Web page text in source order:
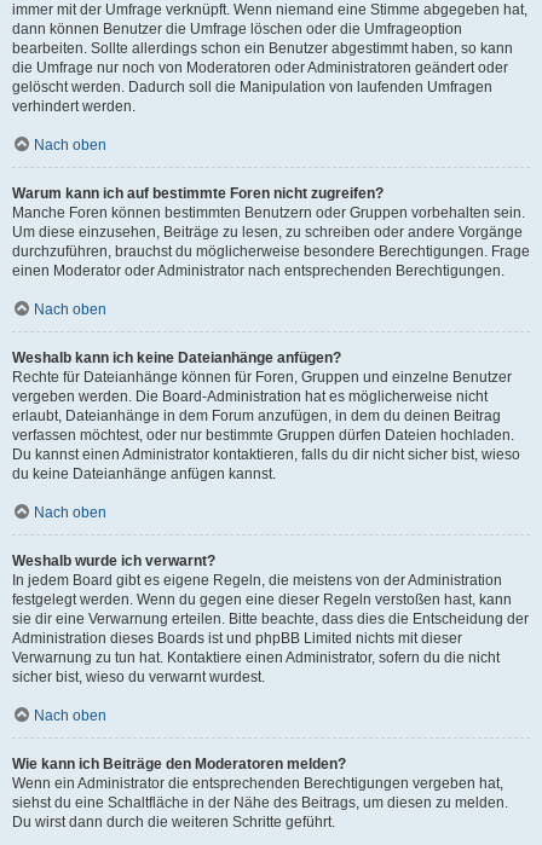
immer mit der Umfrage verknüpft. Wenn niemand eine Stimme abgegeben hat,
dann können Benutzer die Umfrage löschen oder die Umfrageoption
bearbeiten. Sollte allerdings schon ein Benutzer abgestimmt haben, so kann
die Umfrage nur noch von Moderatoren oder Administratoren geändert oder
gelöscht werden. Dadurch soll die Manipulation von laufenden Umfragen
verhindert werden.
Nach oben
Warum kann ich auf bestimmte Foren nicht zugreifen?
Manche Foren können bestimmten Benutzern oder Gruppen vorbehalten sein.
Um diese einzusehen, Beiträge zu lesen, zu schreiben oder andere Vorgänge
durchzuführen, brauchst du möglicherweise besondere Berechtigungen. Frage
einen Moderator oder Administrator nach entsprechenden Berechtigungen.
Nach oben
Weshalb kann ich keine Dateianhänge anfügen?
Rechte für Dateianhänge können für Foren, Gruppen und einzelne Benutzer
vergeben werden. Die Board-Administration hat es möglicherweise nicht
erlaubt, Dateianhänge in dem Forum anzufügen, in dem du deinen Beitrag
verfassen möchtest, oder nur bestimmte Gruppen dürfen Dateien hochladen.
Du kannst einen Administrator kontaktieren, falls du dir nicht sicher bist, wieso
du keine Dateianhänge anfügen kannst.
Nach oben
Weshalb wurde ich verwarnt?
In jedem Board gibt es eigene Regeln, die meistens von der Administration
festgelegt werden. Wenn du gegen eine dieser Regeln verstoßen hast, kann
sie dir eine Verwarnung erteilen. Bitte beachte, dass dies die Entscheidung der
Administration dieses Boards ist und phpBB Limited nichts mit dieser
Verwarnung zu tun hat. Kontaktiere einen Administrator, sofern du die nicht
sicher bist, wieso du verwarnt wurdest.
Nach oben
Wie kann ich Beiträge den Moderatoren melden?
Wenn ein Administrator die entsprechenden Berechtigungen vergeben hat,
siehst du eine Schaltfläche in der Nähe des Beitrags, um diesen zu melden.
Du wirst dann durch die weiteren Schritte geführt.